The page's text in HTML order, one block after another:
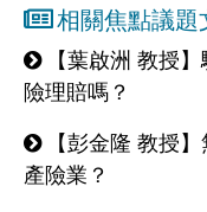
相關焦點議題
【葉啟洲 教授
險理賠嗎？
【彭金隆 教授
產險業？